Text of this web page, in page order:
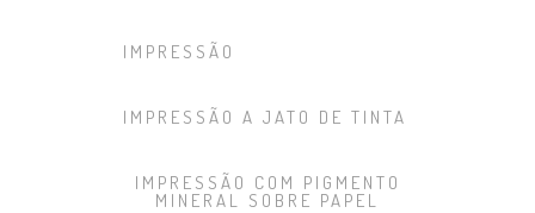
IMPRESSÃO
IMPRESSÃO A JATO DE TINTA
IMPRESSÃO COM PIGMENTO
MINERAL SOBRE PAPEL